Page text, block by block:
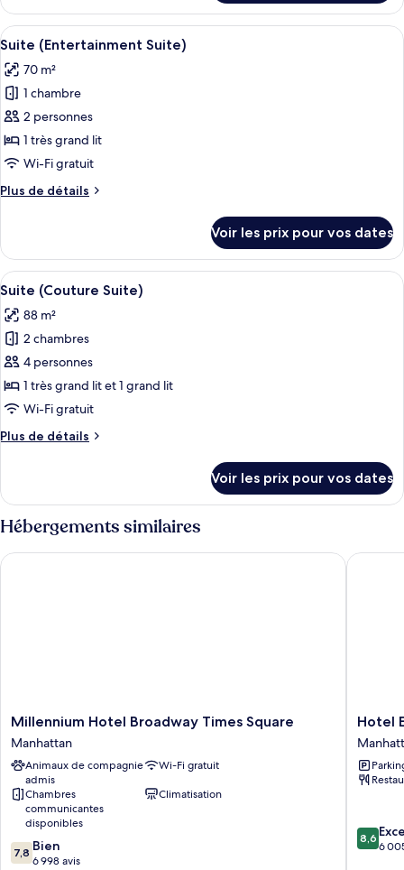
le
type
de
chambre
Dortoir
Partagé
Afficher
toutes
les
photos
pour
ce
type
chambre :
Suite)
Un salon moderne avec un canapé
8
Suite (Entertainment Suite)
70 m²
1 chambre
2 personnes
1 très grand lit
Wi-Fi gratuit
Plus de détails
Plus
le
type
de
chambre
Suite
(Entertainment
Suite)
Voir les prix pour vos dates
Afficher
toutes
les
photos
pour
ce
type
chambre :
Suite)
Un salon moderne avec un canapé
8
Suite (Couture Suite)
88 m²
2 chambres
4 personnes
1 très grand lit et 1 grand lit
Wi-Fi gratuit
Plus de détails
Plus
le
type
de
chambre
Suite
Voir les prix pour vos dates
Hébergements similaires
Millennium
Hotel
Broadway
Times
Square
Manhattan
Millennium Hotel Broadway Times Square
Manhattan
Animaux de compagnie
admis
Wi-Fi gratuit
Chambres
communicantes
disponibles
Climatisation
7.8
sur
7,8 Bien
6 998 avis
Millennium Hotel Broadway Times Square
Hotel
Edison
Times
Square
Hotel
8.6
sur
8,6
6
Hotel